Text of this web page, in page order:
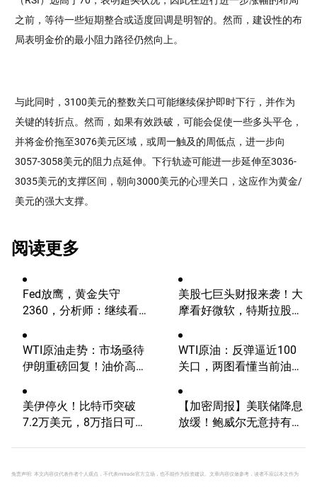
之前，等待一些短期整合或适度回调是明智的。然而，建设性的布
局表明金价的最小阻力路径仍然向上。
与此同时，3100美元的整数关口可能继续保护即时下行，并作为
关键的转折点。然而，如果有效跌破，可能会促使一些多头平仓，
并将金价拖至3076美元区域，或周一触及的周低点，进一步向
3057-3058美元的阻力点延伸。下行轨迹可能进一步延伸至3036-
3035美元的支撑区间，朝向3000美元的心理关口，这应作为黄金/
美元的强大支撑。
阅读更多
Fed放鹰，黄金失守
2360，分析师：继续看
美股七巨头财报来袭！大
摩看好微软，特斯拉股价
WTI原油走势：市场亟待
伊朗重磅回复！油价高波
WTI原油：反弹逼近100
关口，两图看懂当前油价
美伊停火！比特币突破
7.2万美元，8万指日可
【加密周报】美联储降息
放缓！鲍威尔无意持有！
免责声明: 本文内容仅代表作者个人观点，不代表mitrade官方立场，也不能作为投资建议。文章内容仅做参考，读者不应以本文作为